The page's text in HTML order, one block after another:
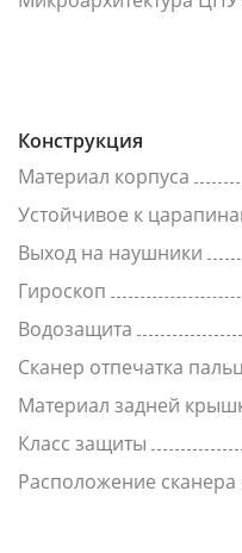
Конструкция
Материал корпуса
Устойчивое к
Выход на наушники
Гироскоп
Водозащита
Сканер отпечатка
Материал задней
Класс защиты
Расположение сканера